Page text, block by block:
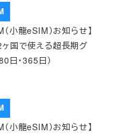
小龍eSIM）お知らせ】
ヶ国で使える超長期グ
日・365日）
小龍eSIM）お知らせ】